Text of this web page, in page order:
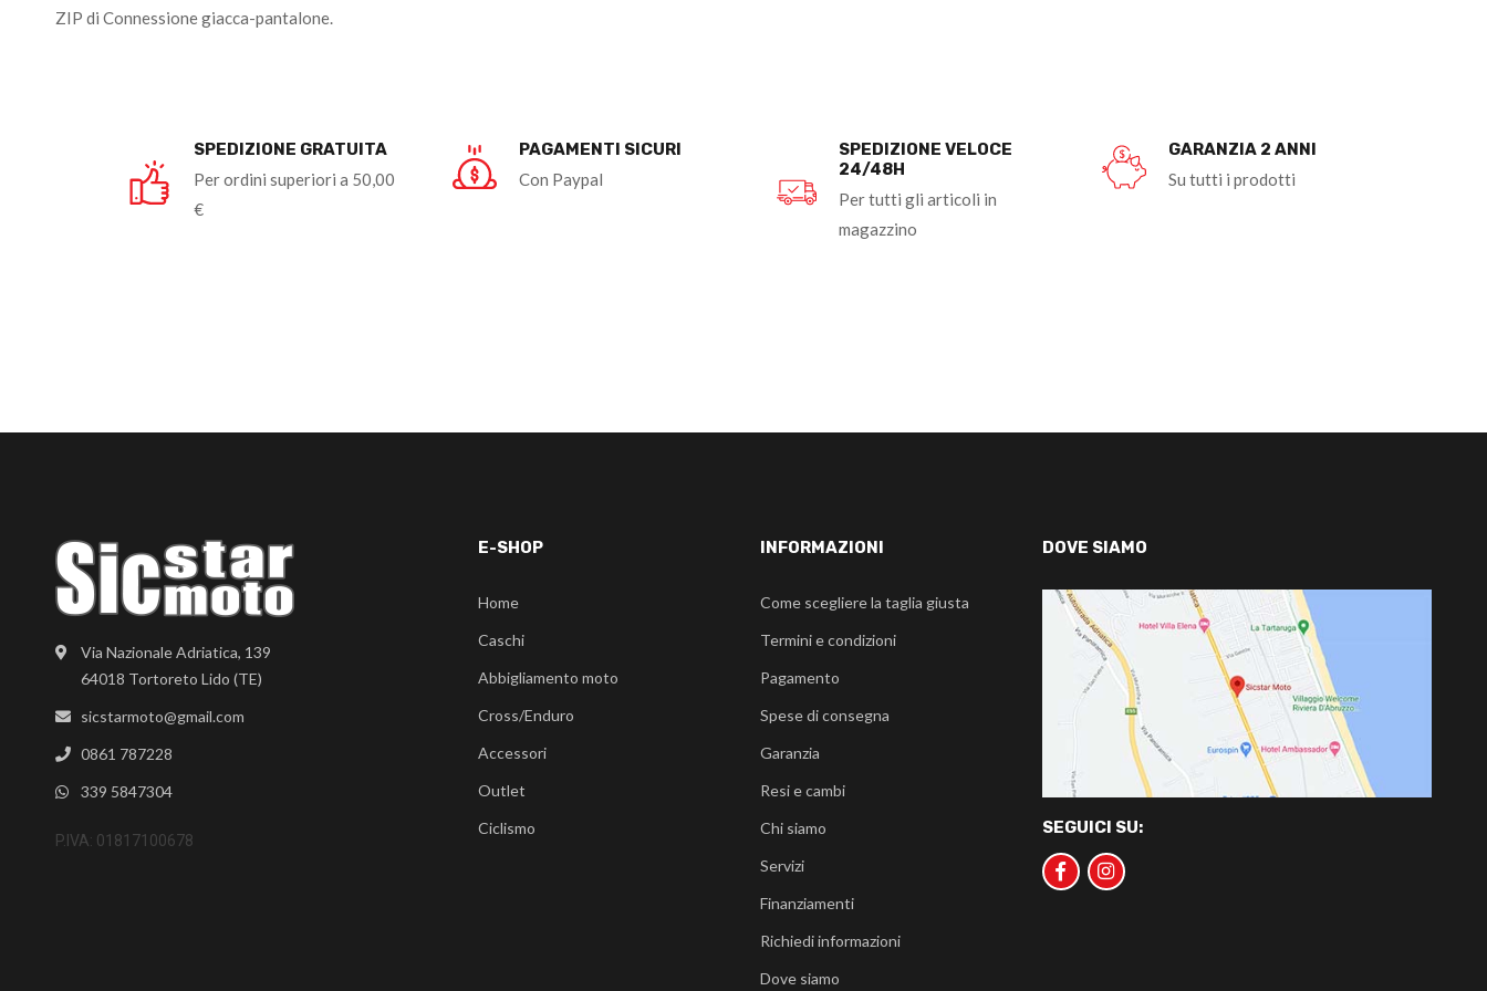
ZIP di Connessione giacca-pantalone.
SPEDIZIONE GRATUITA
Per ordini superiori a 50,00
€
PAGAMENTI SICURI
Con Paypal
SPEDIZIONE VELOCE
24/48H
Per tutti gli articoli in
magazzino
GARANZIA 2 ANNI
Su tutti i prodotti
Via Nazionale Adriatica, 139
64018 Tortoreto Lido (TE)
sicstarmoto@gmail.com
0861 787228
339 5847304
P.IVA: 01817100678
E-SHOP
Home
Caschi
Abbigliamento moto
Cross/Enduro
Accessori
Outlet
Ciclismo
INFORMAZIONI
Come scegliere la taglia giusta
Termini e condizioni
Pagamento
Spese di consegna
Garanzia
Resi e cambi
Chi siamo
Servizi
Finanziamenti
Richiedi informazioni
Dove siamo
DOVE SIAMO
SEGUICI SU: